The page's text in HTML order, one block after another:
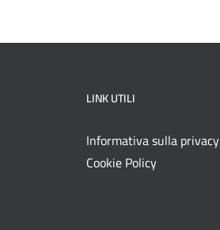
LINK UTILI
Informativa sulla privacy
Cookie Policy